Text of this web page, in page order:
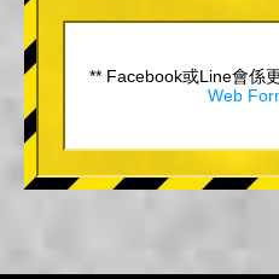
** Facebook或Line會係
Web